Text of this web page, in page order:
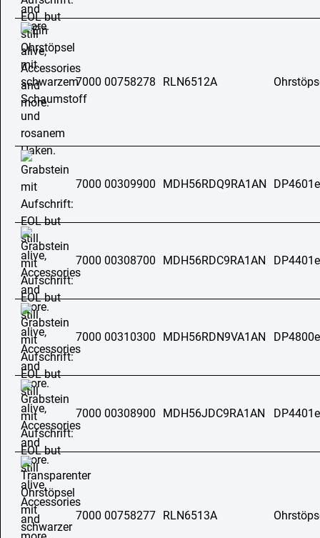
7000 00758278 RLN6512A
7000 00309900 MDH56RDQ9RA1AN
7000 00308700 MDH56RDC9RA1AN
7000 00310300 MDH56RDN9VA1AN
7000 00308900 MDH56JDC9RA1AN
7000 00758277 RLN6513A